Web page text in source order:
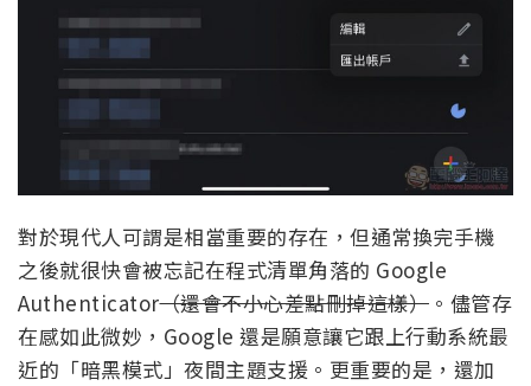
對於現代人可謂是相當重要的存在，但通常換完手機
之後就很快會被忘記在程式清單角落的 Google
Authenticator（還會不小心差點刪掉這樣） 。儘管存
在感如此微妙，Google 還是願意讓它跟上行動系統最
近的「暗黑模式」夜間主題支援。更重要的是，還加